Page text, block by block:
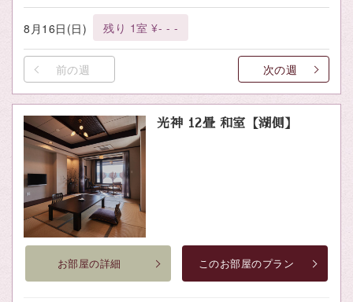
8月16日(日) 残り 1室 ¥- - -
前の週 次の週
光神 12畳 和室【湖側】
お部屋の詳細 このお部屋のプラン